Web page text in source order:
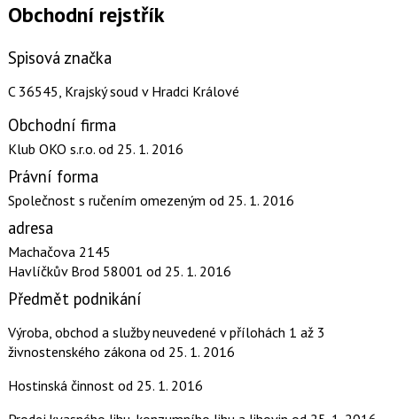
Obchodní rejstřík
Spisová značka
C 36545, Krajský soud v Hradci Králové
Obchodní firma
Klub OKO s.r.o. od 25. 1. 2016
Právní forma
Společnost s ručením omezeným od 25. 1. 2016
adresa
Machačova 2145
Havlíčkův Brod 58001 od 25. 1. 2016
Předmět podnikání
Výroba, obchod a služby neuvedené v přílohách 1 až 3
živnostenského zákona od 25. 1. 2016
Hostinská činnost od 25. 1. 2016